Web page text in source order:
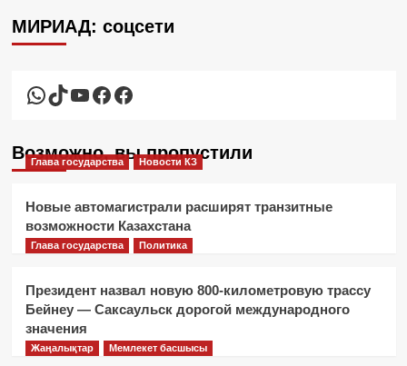
МИРИАД: соцсети
WhatsApp
TikTok
YouTube
Facebook
Facebook
Возможно, вы пропустили
Глава государства Новости КЗ
Новые автомагистрали расширят транзитные
возможности Казахстана
Глава государства Политика
Президент назвал новую 800-километровую трассу
Бейнеу — Саксаульск дорогой международного
значения
Жаңалықтар Мемлекет басшысы